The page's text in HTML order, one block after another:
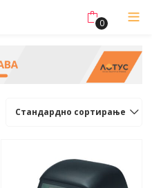
0
Стандардно сортирање